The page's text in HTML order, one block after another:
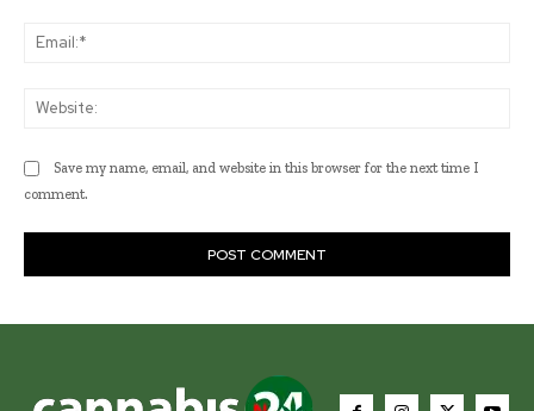
Save my name, email, and website in this browser for the next time I
comment.